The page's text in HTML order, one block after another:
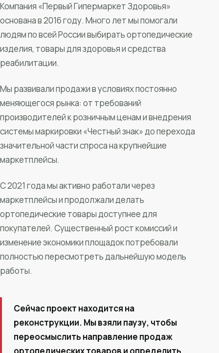
Компания «Первый Гипермаркет Здоровья»
основана в 2016 году. Много лет мы помогали
людям по всей России выбирать ортопедические
изделия, товары для здоровья и средства
реабилитации.
Мы развивали продажи в условиях постоянно
меняющегося рынка: от требований
производителей к розничным ценам и внедрения
системы маркировки «Честный знак» до перехода
значительной части спроса на крупнейшие
маркетплейсы.
С 2021 года мы активно работали через
маркетплейсы и продолжали делать
ортопедические товары доступнее для
покупателей. Существенный рост комиссий и
изменение экономики площадок потребовали
полностью пересмотреть дальнейшую модель
работы.
Сейчас проект находится на
реконструкции. Мы взяли паузу, чтобы
переосмыслить направление продаж